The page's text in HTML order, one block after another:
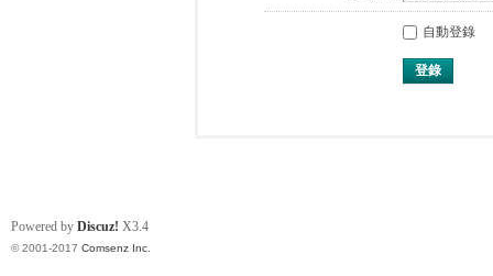
自動登錄
登錄
Powered by Discuz! X3.4
© 2001-2017 Comsenz Inc.